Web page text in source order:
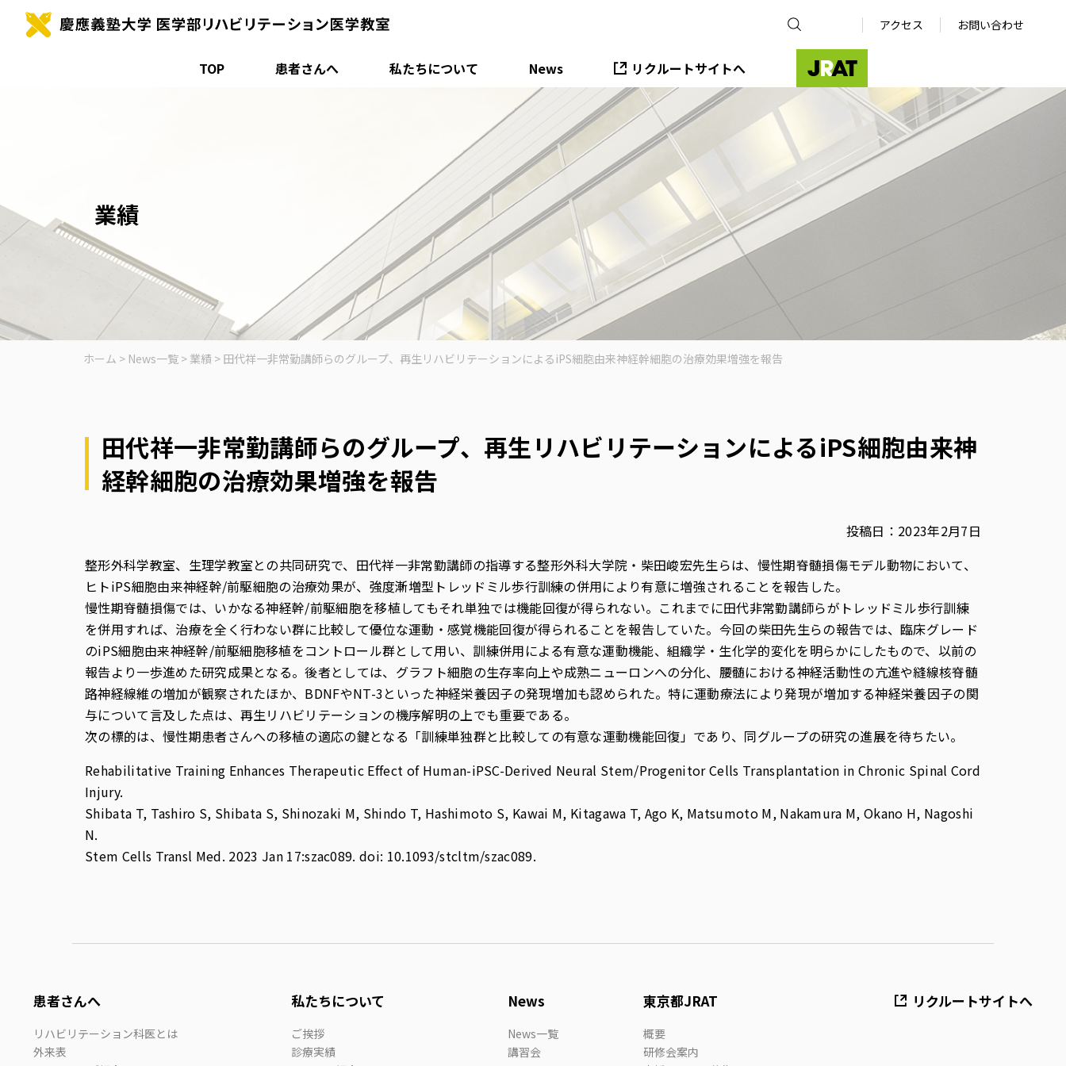
アクセス お問い合わせ
TOP 患者さんへ 私たちについて News リクルートサイトへ
業績
ホーム > News一覧 > 業績 > 田代祥一非常勤講師らのグループ、再生リハビリテーションによるiPS細胞由来神経幹細胞の治療効果増強を報告
田代祥一非常勤講師らのグループ、再生リハビリテーションによるiPS細胞由来神
経幹細胞の治療効果増強を報告
投稿日：2023年2月7日
整形外科学教室、生理学教室との共同研究で、田代祥一非常勤講師の指導する整形外科大学院・柴田峻宏先生らは、慢性期脊髄損傷モデル動物において、
ヒトiPS細胞由来神経幹/前駆細胞の治療効果が、強度漸増型トレッドミル歩行訓練の併用により有意に増強されることを報告した。
慢性期脊髄損傷では、いかなる神経幹/前駆細胞を移植してもそれ単独では機能回復が得られない。これまでに田代非常勤講師らがトレッドミル歩行訓練
を併用すれば、治療を全く行わない群に比較して優位な運動・感覚機能回復が得られることを報告していた。今回の柴田先生らの報告では、臨床グレード
のiPS細胞由来神経幹/前駆細胞移植をコントロール群として用い、訓練併用による有意な運動機能、組織学・生化学的変化を明らかにしたもので、以前の
報告より一歩進めた研究成果となる。後者としては、グラフト細胞の生存率向上や成熟ニューロンへの分化、腰髄における神経活動性の亢進や縫線核脊髄
路神経線維の増加が観察されたほか、BDNFやNT-3といった神経栄養因子の発現増加も認められた。特に運動療法により発現が増加する神経栄養因子の関
与について言及した点は、再生リハビリテーションの機序解明の上でも重要である。
次の標的は、慢性期患者さんへの移植の適応の鍵となる「訓練単独群と比較しての有意な運動機能回復」であり、同グループの研究の進展を待ちたい。
Rehabilitative Training Enhances Therapeutic Effect of Human-iPSC-Derived Neural Stem/Progenitor Cells Transplantation in Chronic Spinal Cord
Injury.
Shibata T, Tashiro S, Shibata S, Shinozaki M, Shindo T, Hashimoto S, Kawai M, Kitagawa T, Ago K, Matsumoto M, Nakamura M, Okano H, Nagoshi
N.
Stem Cells Transl Med. 2023 Jan 17:szac089. doi: 10.1093/stcltm/szac089.
患者さんへ
リハビリテーション科医とは
外来表
私たちについて
ご挨拶
診療実績
News
News一覧
講習会
東京都JRAT
概要
研修会案内
リクルートサイトへ